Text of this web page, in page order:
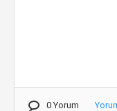
0 Yorum